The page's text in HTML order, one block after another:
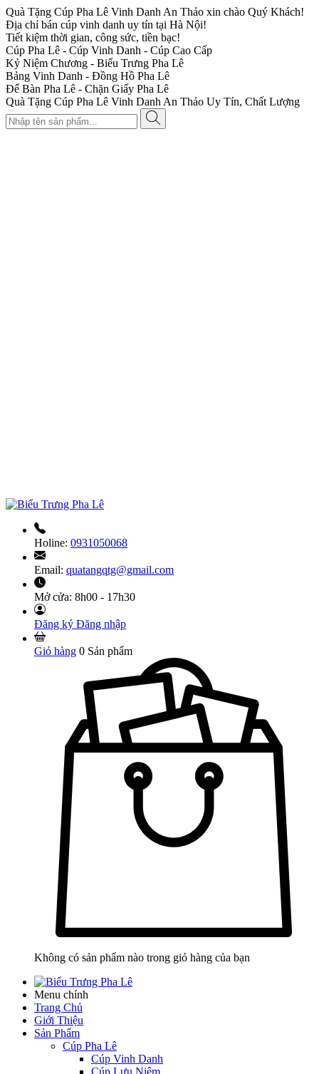
Quà Tặng Cúp Pha Lê Vinh Danh An Thảo xin chào Quý Khách!
Địa chỉ bán cúp vinh danh uy tín tại Hà Nội!
Tiết kiệm thời gian, công sức, tiền bạc!
Cúp Pha Lê - Cúp Vinh Danh - Cúp Cao Cấp
Kỷ Niệm Chương - Biểu Trưng Pha Lê
Bảng Vinh Danh - Đồng Hồ Pha Lê
Để Bàn Pha Lê - Chặn Giấy Pha Lê
Quà Tặng Cúp Pha Lê Vinh Danh An Thảo Uy Tín, Chất Lượng
Holine: 0931050068
Email: quatangqtg@gmail.com
Mở cửa: 8h00 - 17h30
Đăng ký Đăng nhập
Giỏ hàng 0 Sản phẩm
Không có sản phẩm nào trong giỏ hàng của bạn
Menu chính
Trang Chủ
Giới Thiệu
Sản Phẩm
Cúp Pha Lê
Cúp Vinh Danh
Cúp Lưu Niệm